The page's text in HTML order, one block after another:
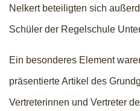
Nelkert beteiligten sich
Schüler der Regelschule
Ein besonderes Element
präsentierte Artikel des
Vertreterinnen und Vertreter